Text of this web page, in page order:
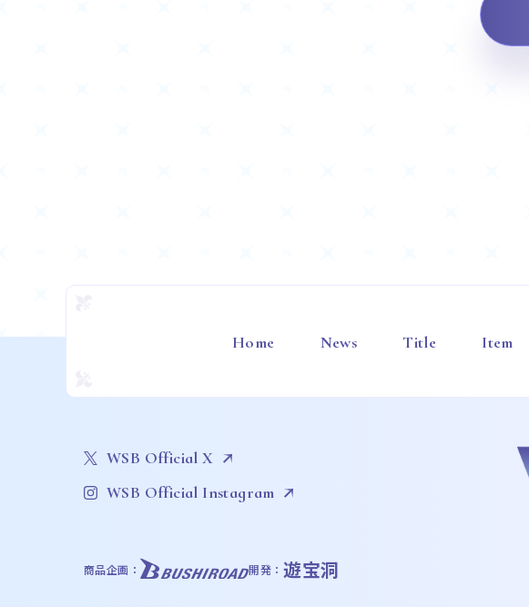
Home News Title Item
WSB Official X
WSB Official Instagram
商品企画： 開発： 遊宝洞